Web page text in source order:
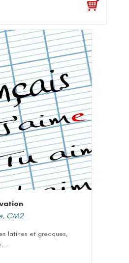
, CM2
latines et grecques,